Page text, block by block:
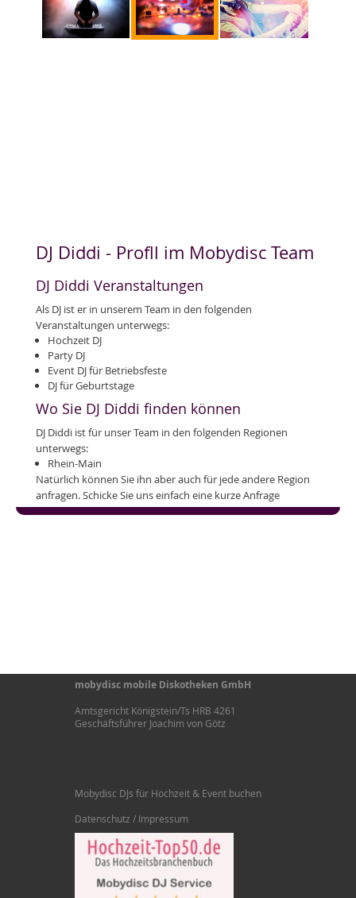
DJ Diddi - Profll im Mobydisc Team
DJ Diddi Veranstaltungen
Als DJ ist er in unserem Team in den folgenden
Veranstaltungen unterwegs:
Hochzeit DJ
Party DJ
Event DJ für Betriebsfeste
DJ für Geburtstage
Wo Sie DJ Diddi finden können
DJ Diddi ist für unser Team in den folgenden Regionen
unterwegs:
Rhein-Main
Natürlich können Sie ihn aber auch für jede andere Region
anfragen. Schicke Sie uns einfach eine kurze Anfrage
mobydisc mobile Diskotheken GmbH
Amtsgericht Königstein/Ts HRB 4261
Geschäftsführer Joachim von Götz
Mobydisc DJs für Hochzeit & Event buchen
Datenschutz / Impressum